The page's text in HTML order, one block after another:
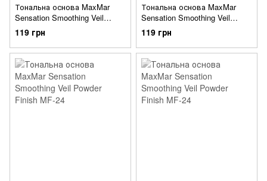
Тональна основа MaxMar
Sensation Smoothing Veil
Powder Finish MF-24 №02
119 грн
Тональна основа MaxMar
Sensation Smoothing Veil
Powder Finish MF-24 №03
119 грн